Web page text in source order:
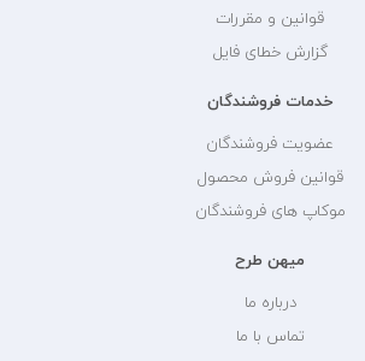
قوانین و مقررات
گزارش خطای فایل
خدمات فروشندگان
عضویت فروشندگان
قوانین فروش محصول
موکاپ های فروشندگان
میهن طرح
درباره ما
تماس با ما